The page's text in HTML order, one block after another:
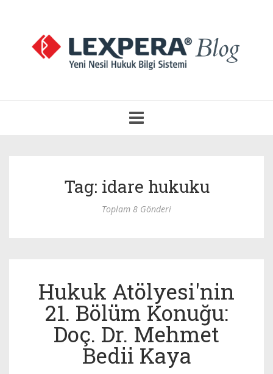
Aç
Tag: idare hukuku
Toplam 8 Gönderi
Hukuk Atölyesi'nin
21. Bölüm Konuğu:
Doç. Dr. Mehmet
Bedii Kaya